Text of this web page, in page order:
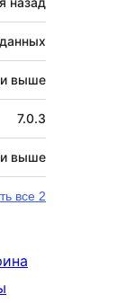
выше
7.0.3
выше
все 2